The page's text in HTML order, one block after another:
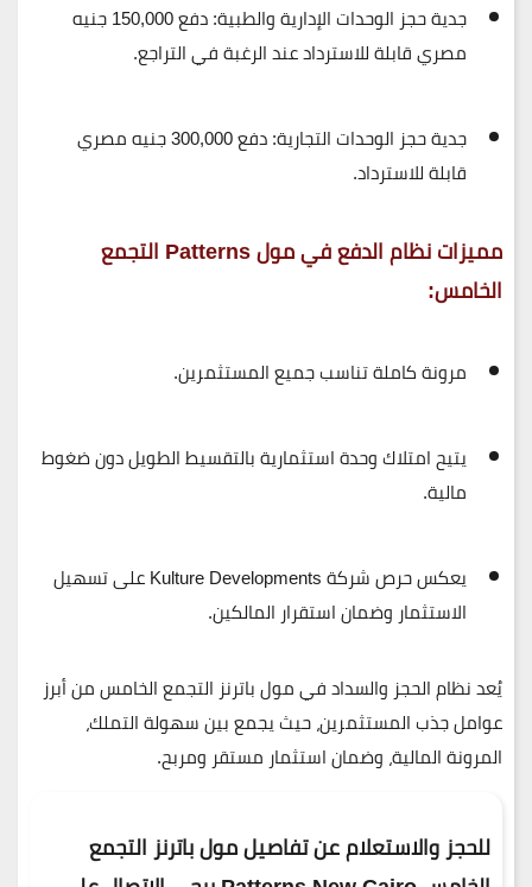
جدية حجز الوحدات الإدارية والطبية: دفع
150,000 جنيه
مصريقابلة للاسترداد عند الرغبة في التراجع.
جدية حجز الوحدات التجارية: دفع300,000 جنيه مصري
قابلة للاسترداد.
مميزات نظام الدفع في مول Patterns التجمع
الخامس:
مرونة كاملةتناسب جميع المستثمرين.
يتيحامتلاك وحدة استثمارية بالتقسيط الطويلدون ضغوط
مالية.
يعكس حرص شركةKulture Developmentsعلىتسهيل
الاستثمار وضمان استقرار المالكين.
يُعد نظام الحجز والسداد فيمول باترنز التجمع الخامسمن أبرز
عوامل جذب المستثمرين، حيث يجمع بينسهولة التملك،
المرونة المالية، وضمان استثمار مستقر ومربح.
للحجز والاستعلام عن تفاصيل مول باترنز التجمع